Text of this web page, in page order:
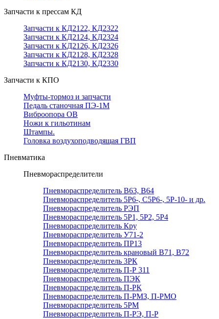
Запчасти к прессам КД
Запчасти к КД2122, КД2322
Запчасти к КД2124, КД2324
Запчасти к КД2126, КД2326
Запчасти к КД2128, КД2328
Запчасти к КД2130, КД2330
Запчасти к КПО
Муфты-тормоз и запчасти
Педаль станочная ПЭ-1М
Виброопора ОВ
Ножи к гильотинам
Штампы.
Головка воздухоподводящая ГВП
Пневматика
Пневмораспределители
Пневмораспределитель В63, В64
Пневмораспределитель 5Р6-, С5Р6-, 5Р-10- и др.
Пневмораспределитель РЭП
Пневмораспределитель 5Р1, 5Р2, 5Р4
Пневмораспределитель Кру
Пневмораспределитель У71-2
Пневмораспределитель ПР13
Пневмораспределитель крановый В71, В72
Пневмораспределитель 3РК
Пневмораспределитель П-Р 311
Пневмораспределитель ПЭК
Пневмораспределитель П-РК
Пневмораспределитель П-РМЗ, П-РМО
Пневмораспределитель 5РМ
Пневмораспределитель П-РЭ, П-Р